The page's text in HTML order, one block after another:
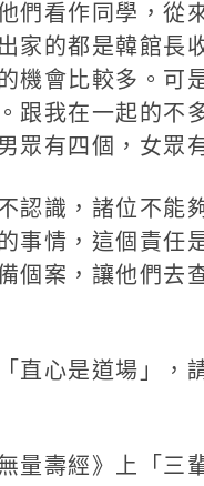
們看作同學，從
家的都是韓館長
機會比較多。可
跟我在一起的不
眾有四個，女眾
識，諸位不能
事情，這個責任
個案，讓他們去
心是道場」，
壽經》上「三